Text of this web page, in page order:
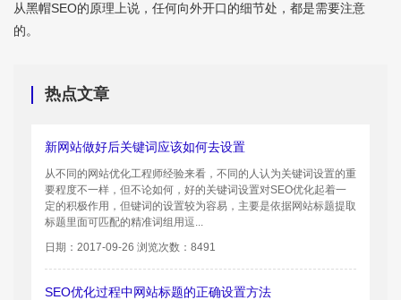
从黑帽SEO的原理上说，任何向外开口的细节处，都是需要注意
的。
热点文章
新网站做好后关键词应该如何去设置
从不同的网站优化工程师经验来看，不同的人认为关键词设置的重
要程度不一样，但不论如何，好的关键词设置对SEO优化起着一
定的积极作用，但键词的设置较为容易，主要是依据网站标题提取
标题里面可匹配的精准词组用逗...
日期：2017-09-26 浏览次数：8491
SEO优化过程中网站标题的正确设置方法